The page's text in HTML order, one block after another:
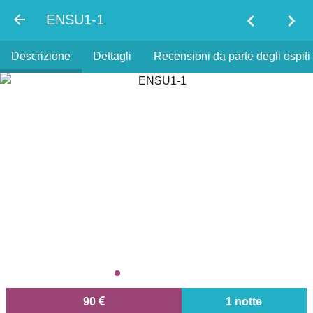
ENSU1-1 chevron_left chevron_right
Descrizione Dettagli Recensioni da parte degli ospiti
90 1 notte